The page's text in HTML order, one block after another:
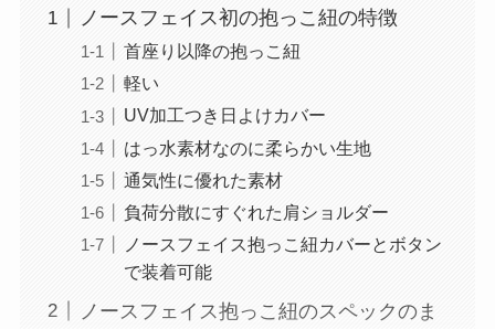
ノースフェイス初の抱っこ紐の特徴
首座り以降の抱っこ紐
軽い
UV加工つき日よけカバー
はっ水素材なのに柔らかい生地
通気性に優れた素材
負荷分散にすぐれた肩ショルダー
ノースフェイス抱っこ紐カバーとボタン
で装着可能
ノースフェイス抱っこ紐のスペックのま